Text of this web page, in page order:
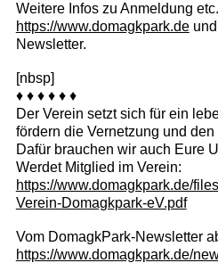
Weitere Infos zu Anmeldung
https://www.domagkpark.deund
Newsletter.
[nbsp]
♦ ♦ ♦ ♦ ♦ ♦
Der Verein setzt sich für ein
fördern die Vernetzung und
Dafür brauchen wir auch Eure
Werdet Mitglied im Verein:
https://www.domagkpark.de/
Verein-Domagkpark-eV.pdf
Vom DomagkPark-Newsletter
https://www.domagkpark.de/